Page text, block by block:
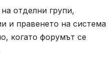
отделни групи,
и правенето на система
когато форумът се